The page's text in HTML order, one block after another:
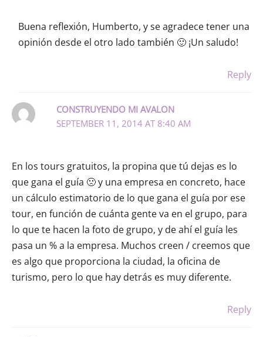
Buena reflexión, Humberto, y se agradece tener una
opinión desde el otro lado también 🙂 ¡Un saludo!
Reply
CONSTRUYENDO MI AVALON
SEPTEMBER 11, 2014 AT 8:40 AM
En los tours gratuitos, la propina que tú dejas es lo
que gana el guía 🙁 y una empresa en concreto, hace
un cálculo estimatorio de lo que gana el guía por ese
tour, en función de cuánta gente va en el grupo, para
lo que te hacen la foto de grupo, y de ahí el guía les
pasa un % a la empresa. Muchos creen / creemos que
es algo que proporciona la ciudad, la oficina de
turismo, pero lo que hay detrás es muy diferente.
Reply